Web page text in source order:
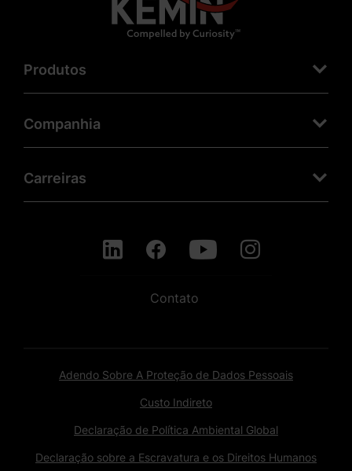
Produtos
Companhia
Carreiras
Contato
Adendo Sobre A Proteção de Dados Pessoais
Custo Indireto
Declaração de Política Ambiental Global
Declaração sobre a Escravatura e os Direitos Humanos